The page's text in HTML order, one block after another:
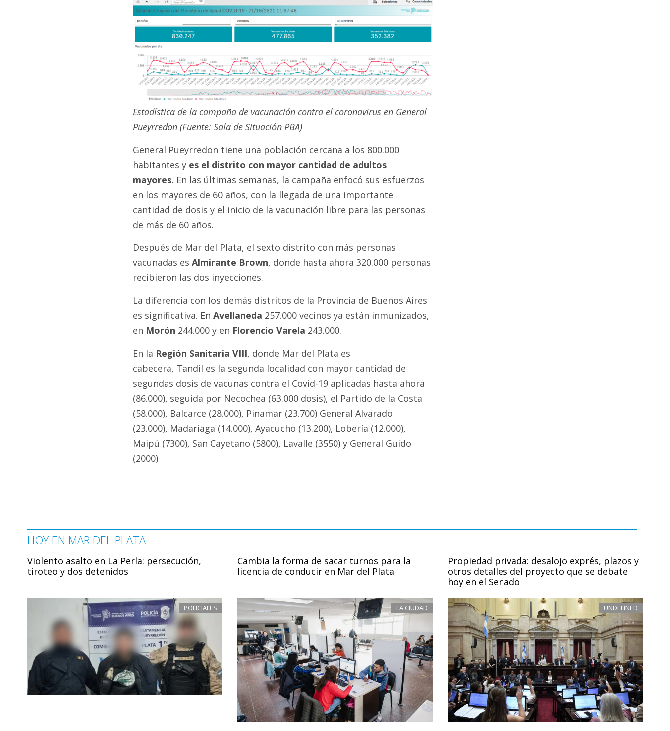
Estadística de la campaña de vacunación contra el coronavirus en General
Pueyrredon (Fuente: Sala de Situación PBA)
General Pueyrredon tiene una población cercana a los 800.000
habitantes y es el distrito con mayor cantidad de adultos
mayores. En las últimas semanas, la campaña enfocó sus esfuerzos
en los mayores de 60 años, con la llegada de una importante
cantidad de dosis y el inicio de la vacunación libre para las personas
de más de 60 años.
Después de Mar del Plata, el sexto distrito con más personas
vacunadas es Almirante Brown, donde hasta ahora 320.000 personas
recibieron las dos inyecciones.
La diferencia con los demás distritos de la Provincia de Buenos Aires
es significativa. En Avellaneda 257.000 vecinos ya están inmunizados,
en Morón 244.000 y en Florencio Varela 243.000.
En la Región Sanitaria VIII, donde Mar del Plata es
cabecera, Tandil es la segunda localidad con mayor cantidad de
segundas dosis de vacunas contra el Covid-19 aplicadas hasta ahora
(86.000), seguida por Necochea (63.000 dosis), el Partido de la Costa
(58.000), Balcarce (28.000), Pinamar (23.700) General Alvarado
(23.000), Madariaga (14.000), Ayacucho (13.200), Lobería (12.000),
Maipú (7300), San Cayetano (5800), Lavalle (3550) y General Guido
(2000)
HOY EN MAR DEL PLATA
Violento asalto en La Perla: persecución,
tiroteo y dos detenidos
POLICIALES
Cambia la forma de sacar turnos para la
licencia de conducir en Mar del Plata
LA CIUDAD
Propiedad privada: desalojo exprés, plazos y
otros detalles del proyecto que se debate
hoy en el Senado
UNDEFINED